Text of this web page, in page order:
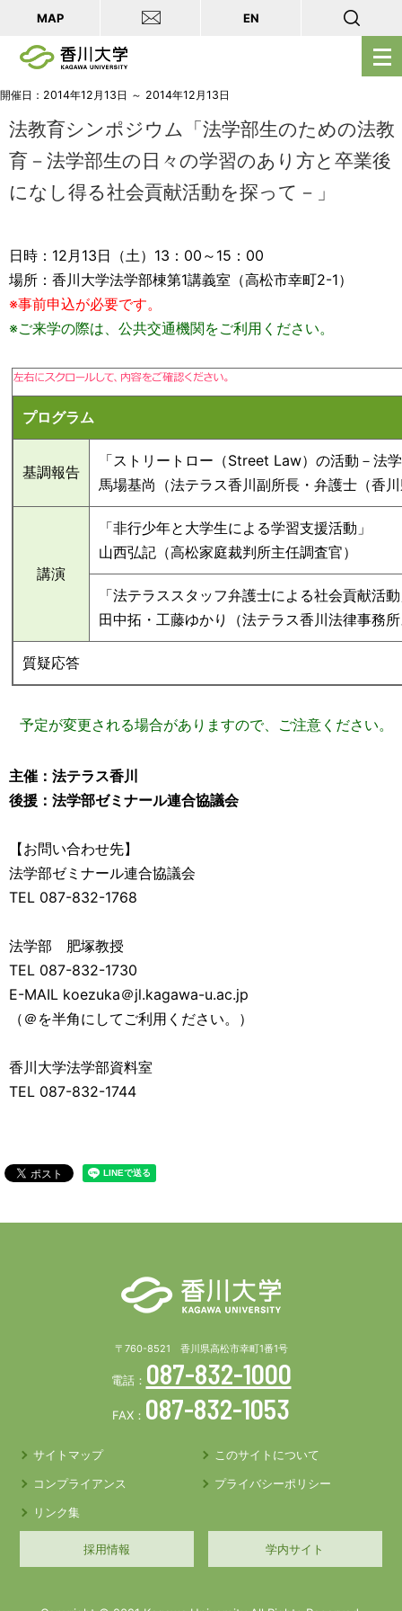
メ
ニ
ー
開
MAP EN
開催日：2014年12月13日 ～ 2014年12月13日
法教育シンポジウム「法学部生のための法教
育－法学部生の日々の学習のあり方と卒業後
になし得る社会貢献活動を探って－」
日時：12月13日（土）13：00～15：00
場所：香川大学法学部棟第1講義室（高松市幸町2-1）
※事前申込が必要です。
※ご来学の際は、公共交通機関をご利用ください。
プログラム
基調報告
「ストリートロー（Street Law）の活動－法
馬場基尚（法テラス香川副所長・弁護士（香
講演
「非行少年と大学生による学習支援活動」
山西弘記（高松家庭裁判所主任調査官）
「法テラススタッフ弁護士による社会貢献活
田中拓・工藤ゆかり（法テラス香川法律事務
質疑応答
予定が変更される場合がありますので、ご注意ください。
主催：法テラス香川
後援：法学部ゼミナール連合協議会
【お問い合わせ先】
法学部ゼミナール連合協議会
TEL 087-832-1768
法学部 肥塚教授
TEL 087-832-1730
E-MAIL koezuka＠jl.kagawa-u.ac.jp
（＠を半角にしてご利用ください。）
香川大学法学部資料室
TEL 087-832-1744
〒760-8521 香川県高松市幸町1番1号
電話： 087-832-1000
FAX： 087-832-1053
サイトマップ
このサイトについて
コンプライアンス
プライバシーポリシー
リンク集
採用情報 学内サイト